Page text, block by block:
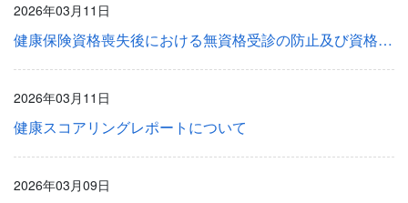
2026年03月11日
健康保険資格喪失後における無資格受診の防止及び資格喪失届・扶養削除届の期限内の提出についてのお願い
2026年03月11日
健康スコアリングレポートについて
2026年03月09日